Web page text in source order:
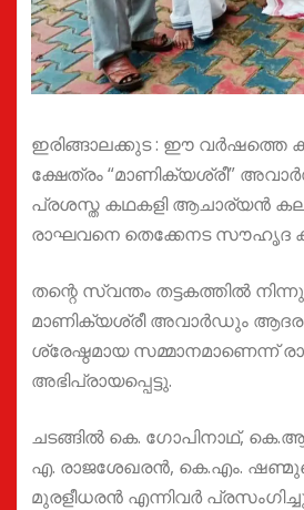
ഇരിങ്ങാലക്കുട : ഈ വർഷത്തെ
ക്ഷേത്രം “മാണിക്യശ്രീ”
പ്രശസ്ത കഥകളി ആചാര്യൻ
രാഘവനെ തെക്കേനട സൗഹൃദ
തന്റെ സ്വന്തം തട്ടകത്തിൽ
മാണിക്യശ്രീ അവാർഡും
ശ്രേഷ്ഠമായ സമ്മാനമാണെന്ന്
അഭിപ്രായപ്പെട്ടു.
ചടങ്ങിൽ കെ. ഗോപിനാഥ്,
എ. രാജശേഖരൻ, കെ.എം.
മുരളീധരൻ എന്നിവർ